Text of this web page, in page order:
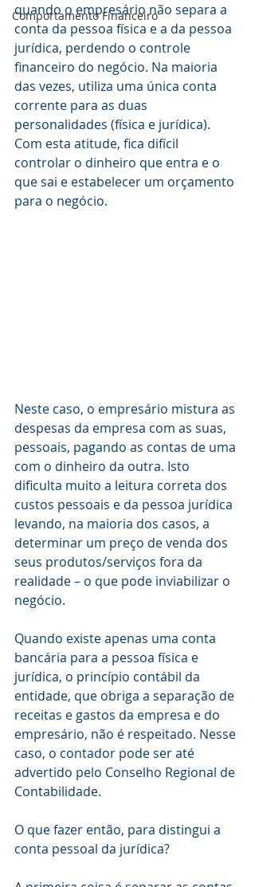
Comportamento Financeiro
quando o empresário não separa a
conta da pessoa física e a da pessoa
jurídica, perdendo o controle
financeiro do negócio. Na maioria
das vezes, utiliza uma única conta
corrente para as duas
personalidades (física e jurídica).
Com esta atitude, fica difícil
controlar o dinheiro que entra e o
que sai e estabelecer um orçamento
para o negócio.
Neste caso, o empresário mistura as
despesas da empresa com as suas,
pessoais, pagando as contas de uma
com o dinheiro da outra. Isto
dificulta muito a leitura correta dos
custos pessoais e da pessoa jurídica
levando, na maioria dos casos, a
determinar um preço de venda dos
seus produtos/serviços fora da
realidade – o que pode inviabilizar o
negócio.
Quando existe apenas uma conta
bancária para a pessoa física e
jurídica, o princípio contábil da
entidade, que obriga a separação de
receitas e gastos da empresa e do
empresário, não é respeitado. Nesse
caso, o contador pode ser até
advertido pelo Conselho Regional de
Contabilidade.
O que fazer então, para distingui a
conta pessoal da jurídica?